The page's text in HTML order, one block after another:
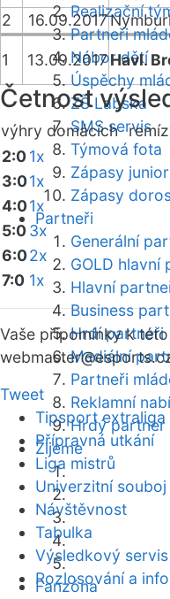
Realizační
Partneři
Nábor dětí
Úspěchy
ZŠ Labská
SMS servis
Týmová fota
Zápasy
Zápasy
Partneři
Generální
GOLD hlavní
Hlavní
Business
Hrdí partneři
Mediální
Partneři
Reklamní
Hrdý partner
Žijeme
Fanzóna
2
16.09.2017
1 13.09.2017Havl.
Četnost
výhry domácích
2:01x
3:01x
4:01x
5:03x
6:02x
7:0 1x
Vaše připomínky k
webmaster
Tweet
Tipsport extraliga
Přípravná utkání
Liga mistrů
Univerzitní souboj
Návštěvnost
Tabulka
Výsledkový servis
Rozlosování a info